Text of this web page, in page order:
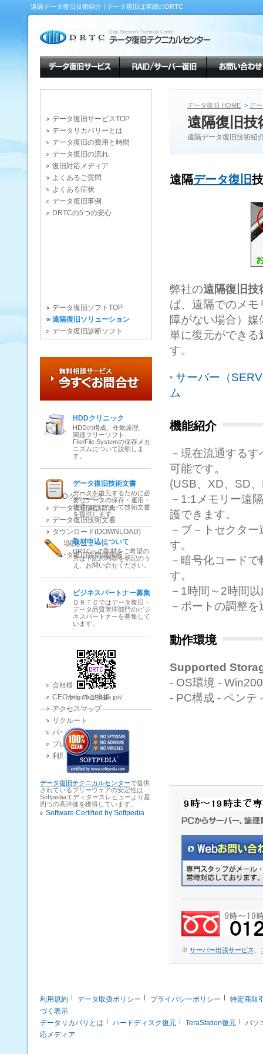
遠隔データ復旧技術紹介 | データ復旧は実績のDRTC
データ復旧サービスTOP
データリカバリーとは
データ復旧の費用と時間
データ復旧の流れ
復旧対応メディア
よくあるご質問
よくある症状
データ復旧事例
DRTCの5つの安心
データ復旧ソフトTOP
遠隔復旧ソリューション
データ復旧診断ソフト
HDDクリニック
データ復旧用語辞典
データ復旧技術文書
ダウンロード(DOWNLOAD)
業界関連ニュース
データ復旧質問掲示板
会社概要
CEOからのご挨拶
アクセスマップ
リクルート
パートナープログラム
プレスリリース
利用規約
データ復旧 HOME > デ
遠隔復旧技
遠隔データ復旧技術紹
遠隔データ復旧
弊社の遠隔復旧技
ば、遠隔でのメ
障がない場合）
単に復元ができる
す。
サーバー（
ム
機能紹介
－現在流通する
可能です。
(USB、XD、SD
－1:1メモリー遠
護できます。
－ブ－トセクタ
す。
－暗号化コード
す。
－1時間～2時間
－ポートの調整
動作環境
Supported
- OS環境 -
- PC構成 - ペンテ
※ サーバー出張サービス
HDDクリニック
HDDの構成、作動原理、
関連フリーソフト、
File/File Systemの保存メカ
ニズムについて説明しま
す。
データ復旧技術文書
データを復元するために必
要なデータの保存・運用・
管理などについて技術文書
を提供します。
取材申込について
DRTCへの取材をご希望の
方は下記の内容を明記のう
え、お問い合せください。
ビジネスパートナー募集
ＤＲＴＣではデータ復旧・
データ品質管理部門のビジ
ネスパートナーを募集して
います。
http://hdd-data.jp/i/
データ復旧テクニカルセンターで提供
されているフリーウェアの安定性は
Softpediaエディタースレビューより星
四つの高評価を獲得しています。
Software Certified by Softpedia
利用規約 データ取扱ポリシー プライバシーポリシー
特定商取
づく表示
データリカバリとは
ハードディスク復元 TeraStation復元
パソ
応メディア